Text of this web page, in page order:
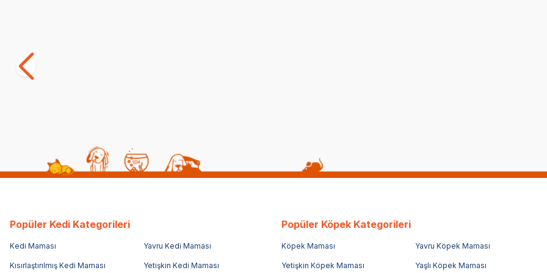
Popüler Kedi Kategorileri
Kedi Maması Yavru Kedi Maması
Kısırlaştırılmış Kedi Maması Yetişkin Kedi Maması
Popüler Köpek Kategorileri
Köpek Maması Yavru Köpek Maması
Yetişkin Köpek Maması Yaşlı Köpek Maması